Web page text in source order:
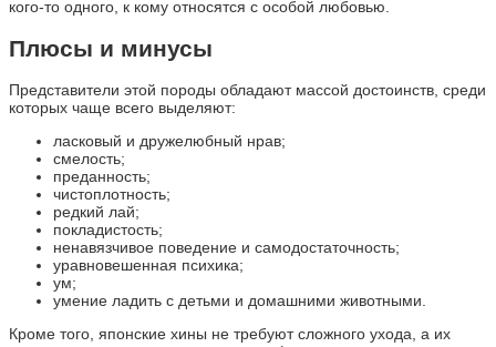
кого-то одного, к кому относятся с особой любовью.
Плюсы и минусы
Представители этой породы обладают массой достоинств, среди
которых чаще всего выделяют:
ласковый и дружелюбный нрав;
смелость;
преданность;
чистоплотность;
редкий лай;
покладистость;
ненавязчивое поведение и самодостаточность;
уравновешенная психика;
ум;
умение ладить с детьми и домашними животными.
Кроме того, японские хины не требуют сложного ухода, а их